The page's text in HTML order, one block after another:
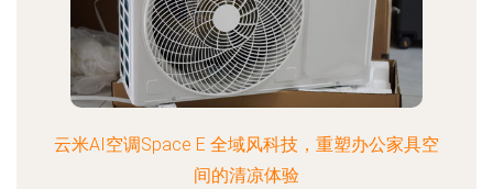
云米AI空调Space E 全域风科技，重塑办公家具空
间的清凉体验